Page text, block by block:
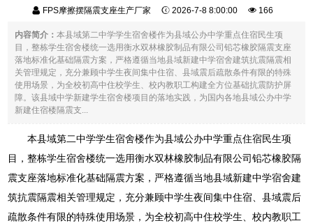
FPS摩擦摆隔震支座生产厂家 2026-7-8 8:00:00 166
内容简介：本县域第二中学学生宿舍楼作为县域公办中学重点住宿民生项
目，整栋学生宿舍楼统一选用衡水双林橡胶制品有限公司铅芯橡胶隔震支座
落地标准化基础隔震方案，严格遵循当地县域新建中学宿舍建筑抗震隔震相
关管理规定，充分兼顾中学生夜间集中住宿、县域震后疏散条件有限的特殊
使用场景，为全校初高中住校学生、校内教职工构建全方位基础抗震防护屏
障。该县域中学新建学生宿舍楼项目的落地实践，为国内各地县域公办中学
新建住宿楼隔震支...
本县域第二中学学生宿舍楼作为县域公办中学重点住宿民生项
目，整栋学生宿舍楼统一选用衡水双林橡胶制品有限公司铅芯橡胶隔
震支座落地标准化基础隔震方案，严格遵循当地县域新建中学宿舍建
筑抗震隔震相关管理规定，充分兼顾中学生夜间集中住宿、县域震后
疏散条件有限的特殊使用场景，为全校初高中住校学生、校内教职工